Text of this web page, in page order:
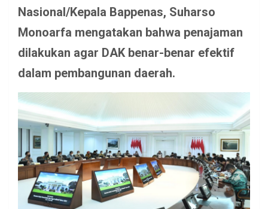
Nasional/Kepala Bappenas, Suharso
Monoarfa mengatakan bahwa penajaman
dilakukan agar DAK benar-benar efektif
dalam pembangunan daerah.